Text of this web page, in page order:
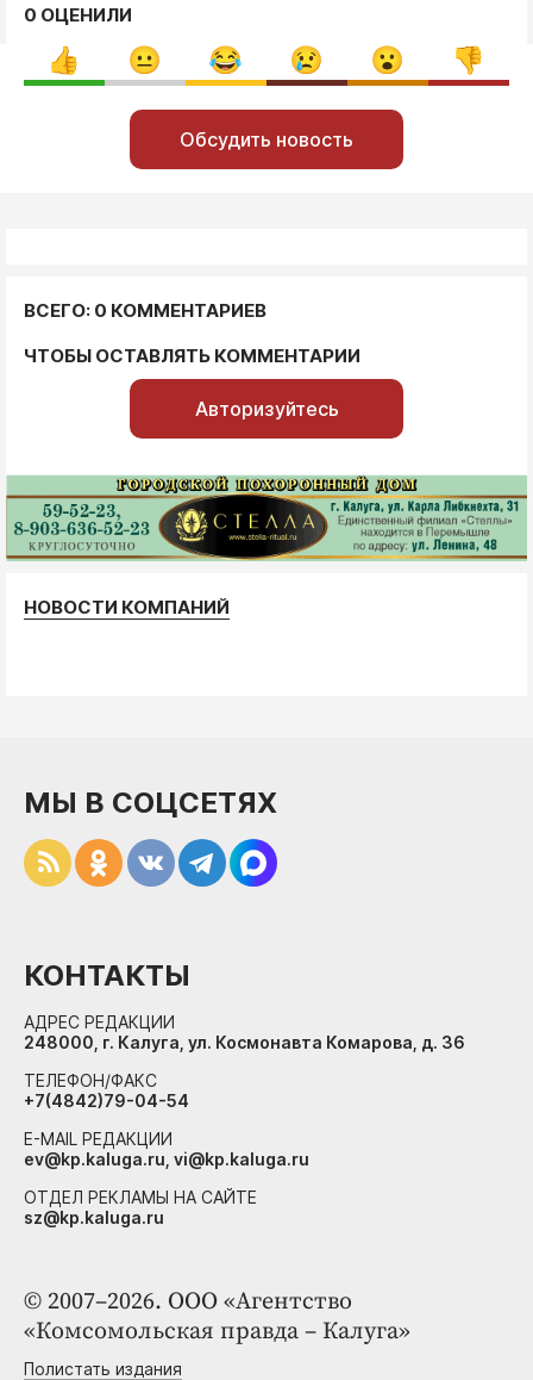
0 ОЦЕНИЛИ
Обсудить новость
ВСЕГО: 0 КОММЕНТАРИЕВ
ЧТОБЫ ОСТАВЛЯТЬ КОММЕНТАРИИ
Авторизуйтесь
НОВОСТИ КОМПАНИЙ
© 2007–2026. ООО «Агентство
«Комсомольская правда – Калуга»
Полистать издания
МЫ В СОЦСЕТЯХ
КОНТАКТЫ
АДРЕС РЕДАКЦИИ
248000, г. Калуга, ул. Космонавта Комарова, д. 36
ТЕЛЕФОН/ФАКС
+7(4842)79-04-54
E-MAIL РЕДАКЦИИ
ev@kp.kaluga.ru, vi@kp.kaluga.ru
ОТДЕЛ РЕКЛАМЫ НА САЙТЕ
sz@kp.kaluga.ru